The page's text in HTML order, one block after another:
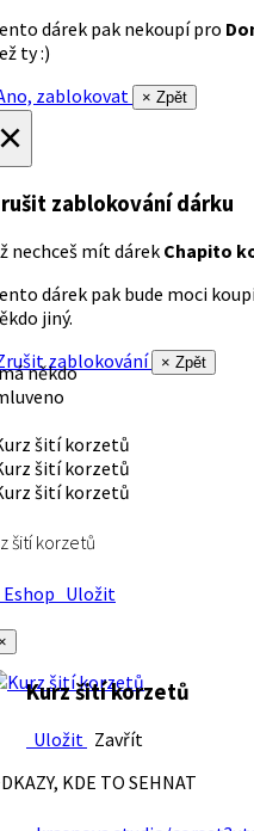
dárek pak nekoupí pro
ty :)
zablokovat
× Zpět
zablokování dárku
nechceš mít dárek Chapito
dárek pak bude moci
jiný.
zablokování
× Zpět
někdo
šití korzetů
Uložit
Kurz šití korzetů
Uložit Zavřít
KDE TO SEHNAT